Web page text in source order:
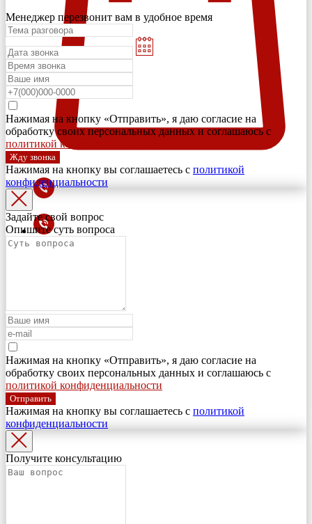
Менеджер перезвонит вам в удобное время
Нажимая на кнопку «Отправить», я даю согласие на
обработку своих персональных данных и соглашаюсь с
политикой конфиденциальности
Жду звонка
Нажимая на кнопку вы соглашаетесь с политикой
конфиденциальности
Задайте свой вопрос
Опишите суть вопроса
Нажимая на кнопку «Отправить», я даю согласие на
обработку своих персональных данных и соглашаюсь с
политикой конфиденциальности
Отправить
Нажимая на кнопку вы соглашаетесь с политикой
конфиденциальности
Получите консультацию